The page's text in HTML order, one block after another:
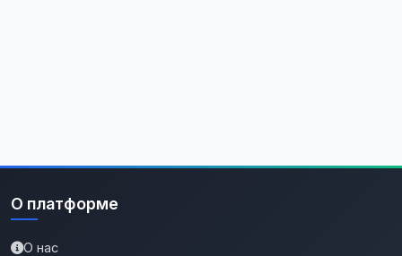
О платформе
О нас